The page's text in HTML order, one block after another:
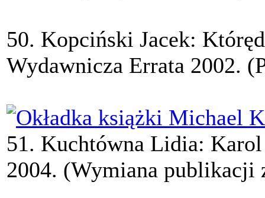
50. Kopciński Jacek:
Wydawnicza Errata 2002.
51. Kuchtówna Lidia:
2004. (Wymiana publikacji